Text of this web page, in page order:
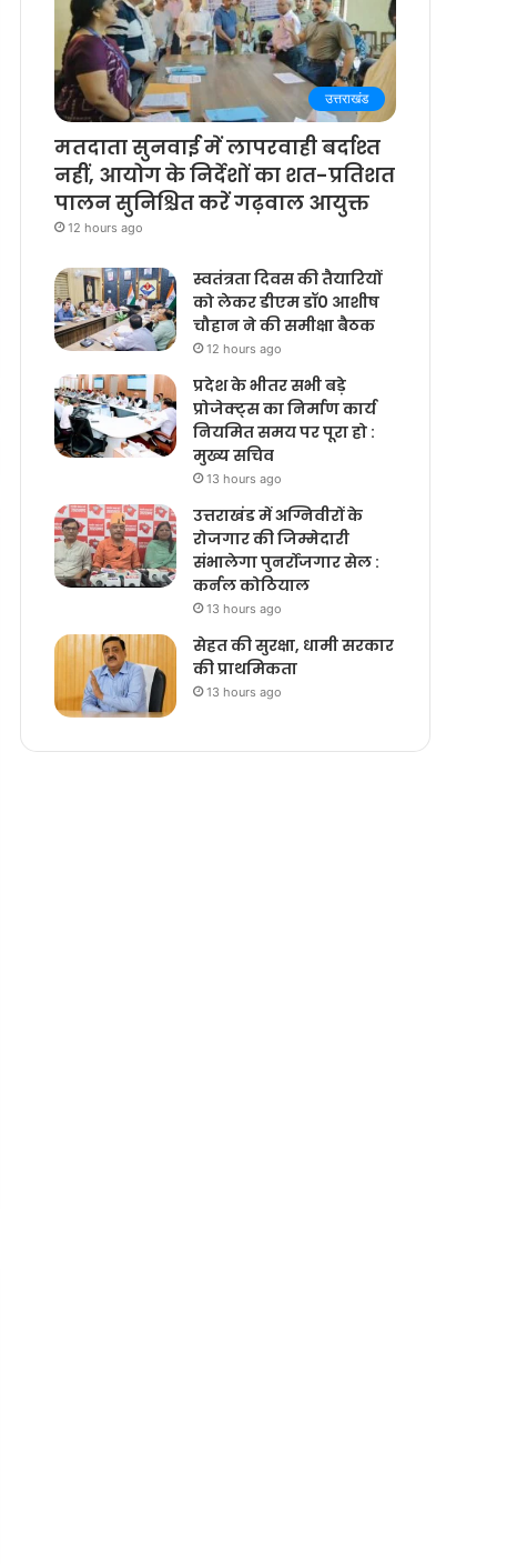
उत्तराखंड
मतदाता सुनवाई में लापरवाही बर्दाश्त
नहीं, आयोग के निर्देशों का शत-प्रतिशत
पालन सुनिश्चित करें गढ़वाल आयुक्त
12 hours ago
स्वतंत्रता दिवस की तैयारियों
को लेकर डीएम डॉ0 आशीष
चौहान ने की समीक्षा बैठक
12 hours ago
प्रदेश के भीतर सभी बड़े
प्रोजेक्ट्स का निर्माण कार्य
नियमित समय पर पूरा हो :
मुख्य सचिव
13 hours ago
उत्तराखंड में अग्निवीरों के
रोजगार की जिम्मेदारी
संभालेगा पुनर्रोजगार सेल :
कर्नल कोठियाल
13 hours ago
सेहत की सुरक्षा, धामी सरकार
की प्राथमिकता
13 hours ago